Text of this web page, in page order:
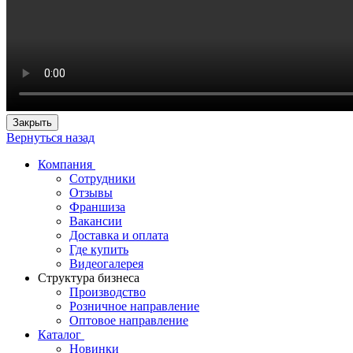
Закрыть
Вернуться назад
Компания
Сотрудники
Отзывы
Франшиза
Вакансии
Доставка и оплата
Где купить
Видеогалерея
Структура бизнеса
Производство
Розничное направление
Оптовое направление
Каталог
Новинки